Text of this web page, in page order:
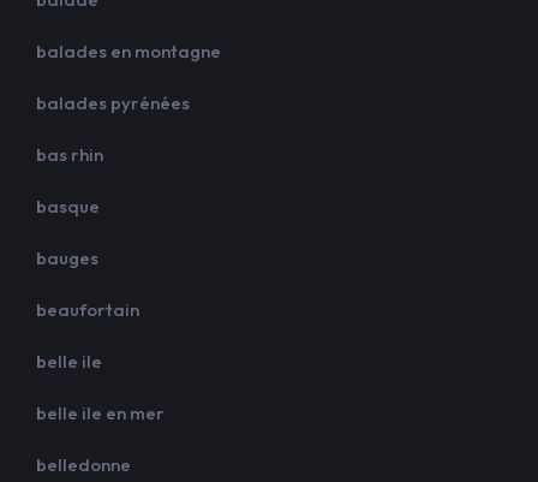
balades en montagne
balades pyrénées
bas rhin
basque
bauges
beaufortain
belle ile
belle ile en mer
belledonne